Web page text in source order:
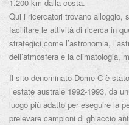
1.200 km dalla costa.
Qui i ricercatori trovano alloggio,
facilitare le attività di ricerca in
strategici come l’astronomia,
dell’atmosfera e la climatologia,
Il sito denominato Dome C è
l’estate australe 1992-1993, da
luogo più adatto per eseguire la
prelevare campioni di ghiaccio